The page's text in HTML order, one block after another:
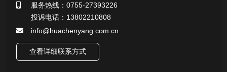
服务热线：0755-27393226
投诉电话：13802210808
info@huachenyang.com.cn
查看详细联系方式